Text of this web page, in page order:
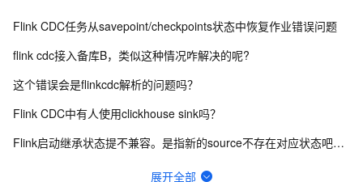
Flink CDC任务从savepoint/checkpoints状态中恢复作业错误问题
flink cdc接入备库B，类似这种情况咋解决的呢?
这个错误会是flinkcdc解析的问题吗？
Flink CDC中有人使用clickhouse sink吗？
Flink启动继承状态提不兼容。是指新的source不存在对应状态吧？原有的source受不受影响？
Flink cdc sqlserver 希望不同步某些数据行
展开全部